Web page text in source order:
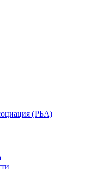
(РБА)